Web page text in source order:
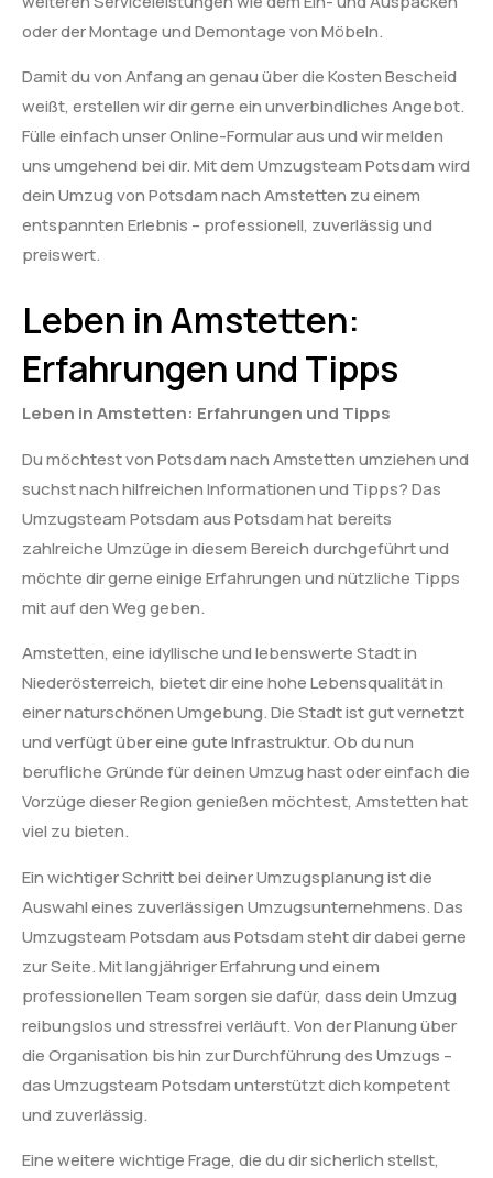
oder der Montage und Demontage von Möbeln.
Damit du von Anfang an genau über die Kosten Bescheid
weißt, erstellen wir dir gerne ein unverbindliches Angebot.
Fülle einfach unser Online-Formular aus und wir melden
uns umgehend bei dir. Mit dem Umzugsteam Potsdam wird
dein Umzug von Potsdam nach Amstetten zu einem
entspannten Erlebnis – professionell, zuverlässig und
preiswert.
Leben in Amstetten:
Erfahrungen und Tipps
Leben in Amstetten: Erfahrungen und Tipps
Du möchtest von Potsdam nach Amstetten umziehen und
suchst nach hilfreichen Informationen und Tipps? Das
Umzugsteam Potsdam aus Potsdam hat bereits
zahlreiche Umzüge in diesem Bereich durchgeführt und
möchte dir gerne einige Erfahrungen und nützliche Tipps
mit auf den Weg geben.
Amstetten, eine idyllische und lebenswerte Stadt in
Niederösterreich, bietet dir eine hohe Lebensqualität in
einer naturschönen Umgebung. Die Stadt ist gut vernetzt
und verfügt über eine gute Infrastruktur. Ob du nun
berufliche Gründe für deinen Umzug hast oder einfach die
Vorzüge dieser Region genießen möchtest, Amstetten hat
viel zu bieten.
Ein wichtiger Schritt bei deiner Umzugsplanung ist die
Auswahl eines zuverlässigen Umzugsunternehmens. Das
Umzugsteam Potsdam aus Potsdam steht dir dabei gerne
zur Seite. Mit langjähriger Erfahrung und einem
professionellen Team sorgen sie dafür, dass dein Umzug
reibungslos und stressfrei verläuft. Von der Planung über
die Organisation bis hin zur Durchführung des Umzugs –
das Umzugsteam Potsdam unterstützt dich kompetent
und zuverlässig.
Eine weitere wichtige Frage, die du dir sicherlich stellst,